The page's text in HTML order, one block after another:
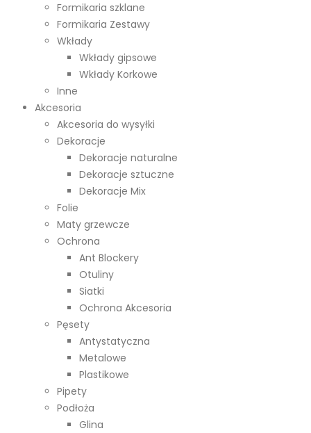
Formikaria szklane
Formikaria Zestawy
Wkłady
Wkłady gipsowe
Wkłady Korkowe
Inne
Akcesoria
Akcesoria do wysyłki
Dekoracje
Dekoracje naturalne
Dekoracje sztuczne
Dekoracje Mix
Folie
Maty grzewcze
Ochrona
Ant Blockery
Otuliny
Siatki
Ochrona Akcesoria
Pęsety
Antystatyczna
Metalowe
Plastikowe
Pipety
Podłoża
Glina